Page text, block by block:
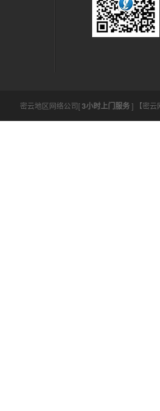
密云地区网络公司[3小时上门服务] 【密